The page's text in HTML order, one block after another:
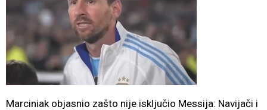
Marciniak objasnio zašto nije isključio Messija: Navijači i